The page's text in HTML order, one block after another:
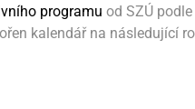
programu od SZÚ
kalendář na následující